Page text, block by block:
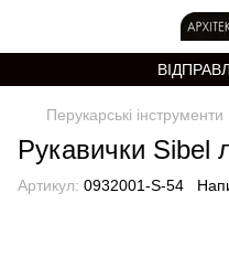
Перукарські інструменти
Рукавички Sibel
Артикул: 0932001-S-54